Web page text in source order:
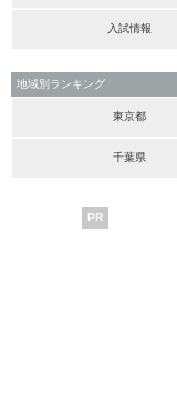
入試情報
地域別ランキング
東京都
千葉県
PR